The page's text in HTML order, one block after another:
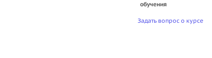
обучения
Задать вопрос о курсе